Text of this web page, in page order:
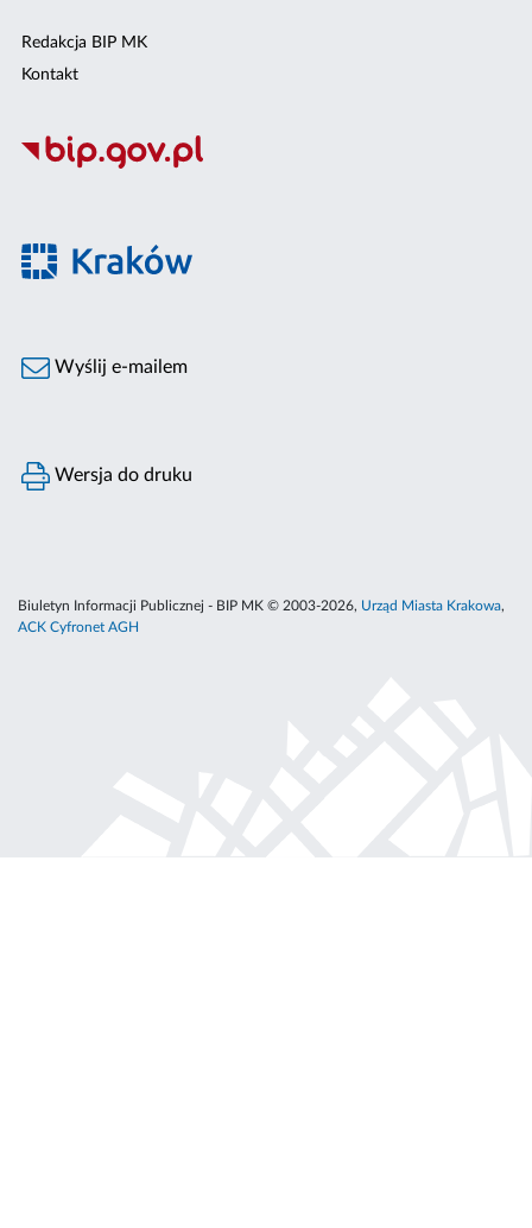
Redakcja BIP MK
Kontakt
Wyślij e-mailem
Wersja do druku
Biuletyn Informacji Publicznej - BIP MK © 2003-2026, Urząd Miasta Krakowa,
ACK Cyfronet AGH